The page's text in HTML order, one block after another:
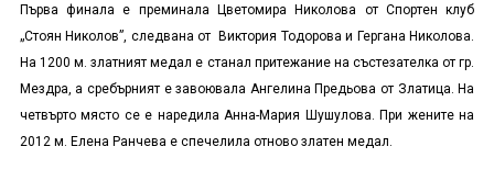
Първа финала е преминала Цветомира Николова от Спортен клуб
„Стоян Николов”, следвана от Виктория Тодорова и Гергана Николова.
На 1200 м. златният медал е станал притежание на състезателка от гр.
Мездра, а сребърният е завоювала Ангелина Предьова от Златица. На
четвърто място се е наредила Анна-Мария Шушулова. При жените на
2012 м. Елена Ранчева е спечелила отново златен медал.